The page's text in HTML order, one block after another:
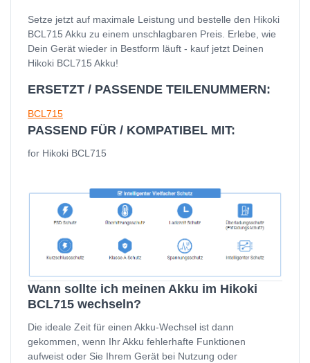
Setze jetzt auf maximale Leistung und bestelle den Hikoki
BCL715 Akku zu einem unschlagbaren Preis. Erlebe, wie
Dein Gerät wieder in Bestform läuft - kauf jetzt Deinen
Hikoki BCL715 Akku!
ERSETZT / PASSENDE TEILENUMMERN:
BCL715
PASSEND FÜR / KOMPATIBEL MIT:
for Hikoki BCL715
Wann sollte ich meinen Akku im Hikoki
BCL715 wechseln?
Die ideale Zeit für einen Akku-Wechsel ist dann
gekommen, wenn Ihr Akku fehlerhafte Funktionen
aufweist oder Sie Ihrem Gerät bei Nutzung oder